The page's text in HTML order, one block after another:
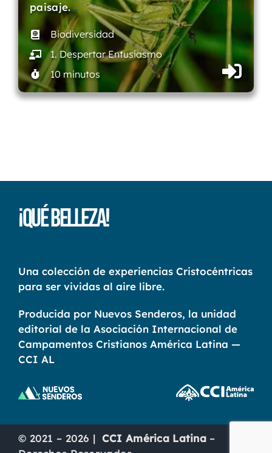
paisaje.…
Biodiversidad
1. Despertar Entusiasmo
10 minutos
¡Qué Belleza!
Una colección de experiencias Cristocéntricas
para ser vividas al aire libre.
Producida por Nuevos Senderos, la unidad
editorial de la Asociación Internacional de
Campamentos Cristianos América Latina —
CCI AL
© 2021 – 2026 | CCI América Latina –